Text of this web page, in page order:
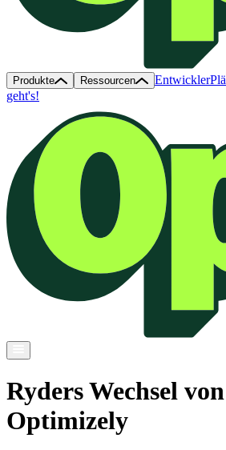
Produkte Ressourcen Entwickler
geht's!
Ryders Wechsel
Optimizely